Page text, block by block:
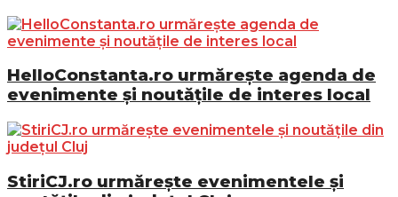
HelloConstanta.ro urmărește agenda de
evenimente și noutățile de interes local
StiriCJ.ro urmărește evenimentele și